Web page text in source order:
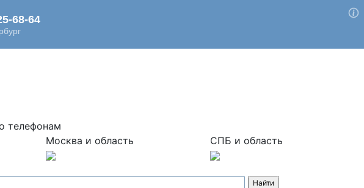
телефонам
Москва и область СПБ и область